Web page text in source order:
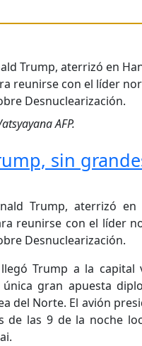
AFP.
sin
Trump, aterrizó
reunirse con el líder
Desnuclearización.
Trump a la capital
gran apuesta
del Norte. El avión
de las 9 de la noche